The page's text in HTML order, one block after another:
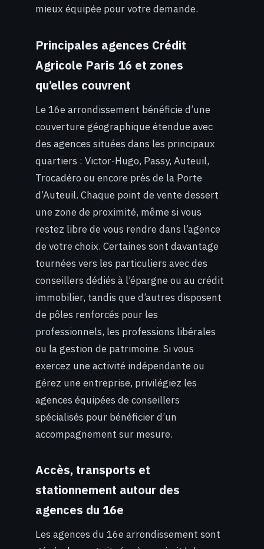
mieux équipée pour votre demande.
Principales agences Crédit
Agricole Paris 16 et zones
qu’elles couvrent
Le 16e arrondissement bénéficie d’une
couverture géographique étendue avec
des agences situées dans les principaux
quartiers : Victor-Hugo, Passy, Auteuil,
Trocadéro ou encore près de la Porte
d’Auteuil. Chaque point de vente dessert
une zone de proximité, même si vous
restez libre de vous rendre dans l’agence
de votre choix. Certaines sont davantage
tournées vers les particuliers avec des
conseillers dédiés à l’épargne ou au crédit
immobilier, tandis que d’autres disposent
de pôles renforcés pour les
professionnels, les professions libérales
ou la gestion de patrimoine. Si vous
exercez une activité indépendante ou
gérez une entreprise, privilégiez les
agences équipées de conseillers
spécialisés pour bénéficier d’un
accompagnement sur mesure.
Accès, transports et
stationnement autour des
agences du 16e
Les agences du 16e arrondissement sont